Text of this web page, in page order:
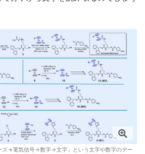
→電気信号→数字→文字」という文字や数字のデー